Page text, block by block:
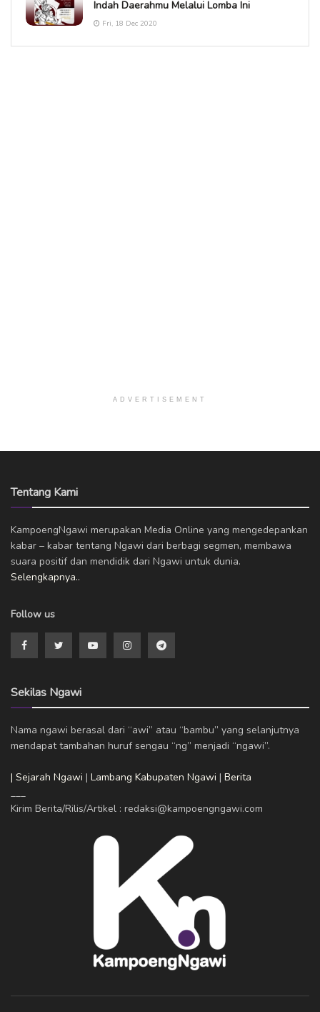
Indah Daerahmu Melalui Lomba Ini
Fri, 18 Dec 2020
ADVERTISEMENT
Tentang Kami
KampoengNgawi merupakan Media Online yang mengedepankan
kabar – kabar tentang Ngawi dari berbagi segmen, membawa
suara positif dan mendidik dari Ngawi untuk dunia.
Selengkapnya..
Follow us
Sekilas Ngawi
Nama ngawi berasal dari “awi” atau “bambu” yang selanjutnya
mendapat tambahan huruf sengau “ng” menjadi “ngawi”.
| Sejarah Ngawi | Lambang Kabupaten Ngawi | Berita
___
Kirim Berita/Rilis/Artikel : redaksi@kampoengngawi.com